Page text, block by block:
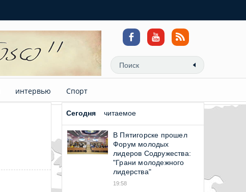
интервью Спорт
Сегодня читаемое
В Пятигорске прошел
Форум молодых
лидеров Содружества:
"Грани молодежного
лидерства"
19:58